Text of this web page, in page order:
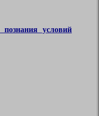
условий